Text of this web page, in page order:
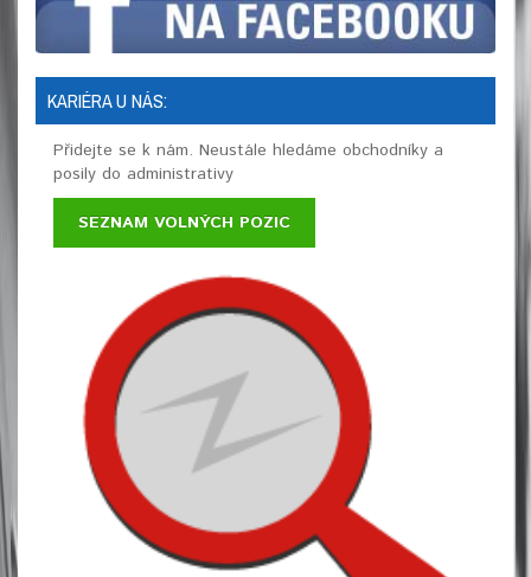
KARIÉRA U NÁS:
Přidejte se k nám. Neustále hledáme obchodníky a
posily do administrativy
SEZNAM VOLNÝCH POZIC